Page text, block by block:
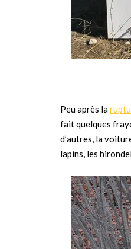
Peu après la
fait quelques
d’autres, la
lapins, les